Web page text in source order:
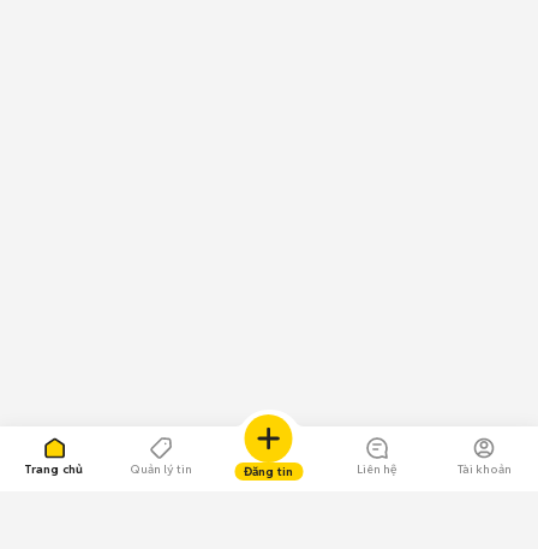
Trang chủ Quản lý tin Đăng tin Liên hệ Tài khoản